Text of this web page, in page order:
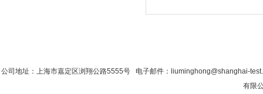
公司地址：上海市嘉定区浏翔公路5555号 电子邮件：liuminghong@shanghai-
有限